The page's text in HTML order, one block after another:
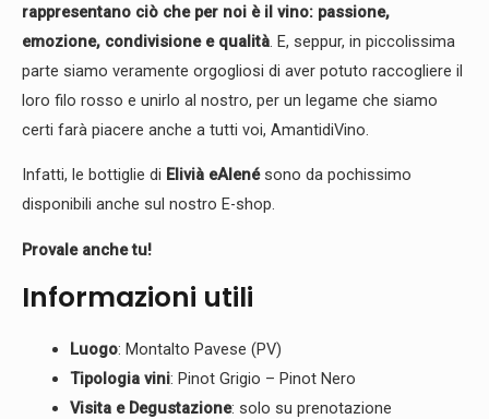
rappresentano ciò che per noi è il vino: passione,
emozione, condivisione e qualità . E, seppur, in piccolissima
parte siamo veramente orgogliosi di aver potuto raccogliere il
loro filo rosso e unirlo al nostro, per un legame che siamo
certi farà piacere anche a tutti voi, AmantidiVino.
Infatti, le bottiglie di Elivià eAlenésono da pochissimo
disponibili anche sul nostro E-shop.
Provale anche tu!
Informazioni utili
Luogo: Montalto Pavese (PV)
Tipologia vini: Pinot Grigio – Pinot Nero
Visita e Degustazione: solo su prenotazione